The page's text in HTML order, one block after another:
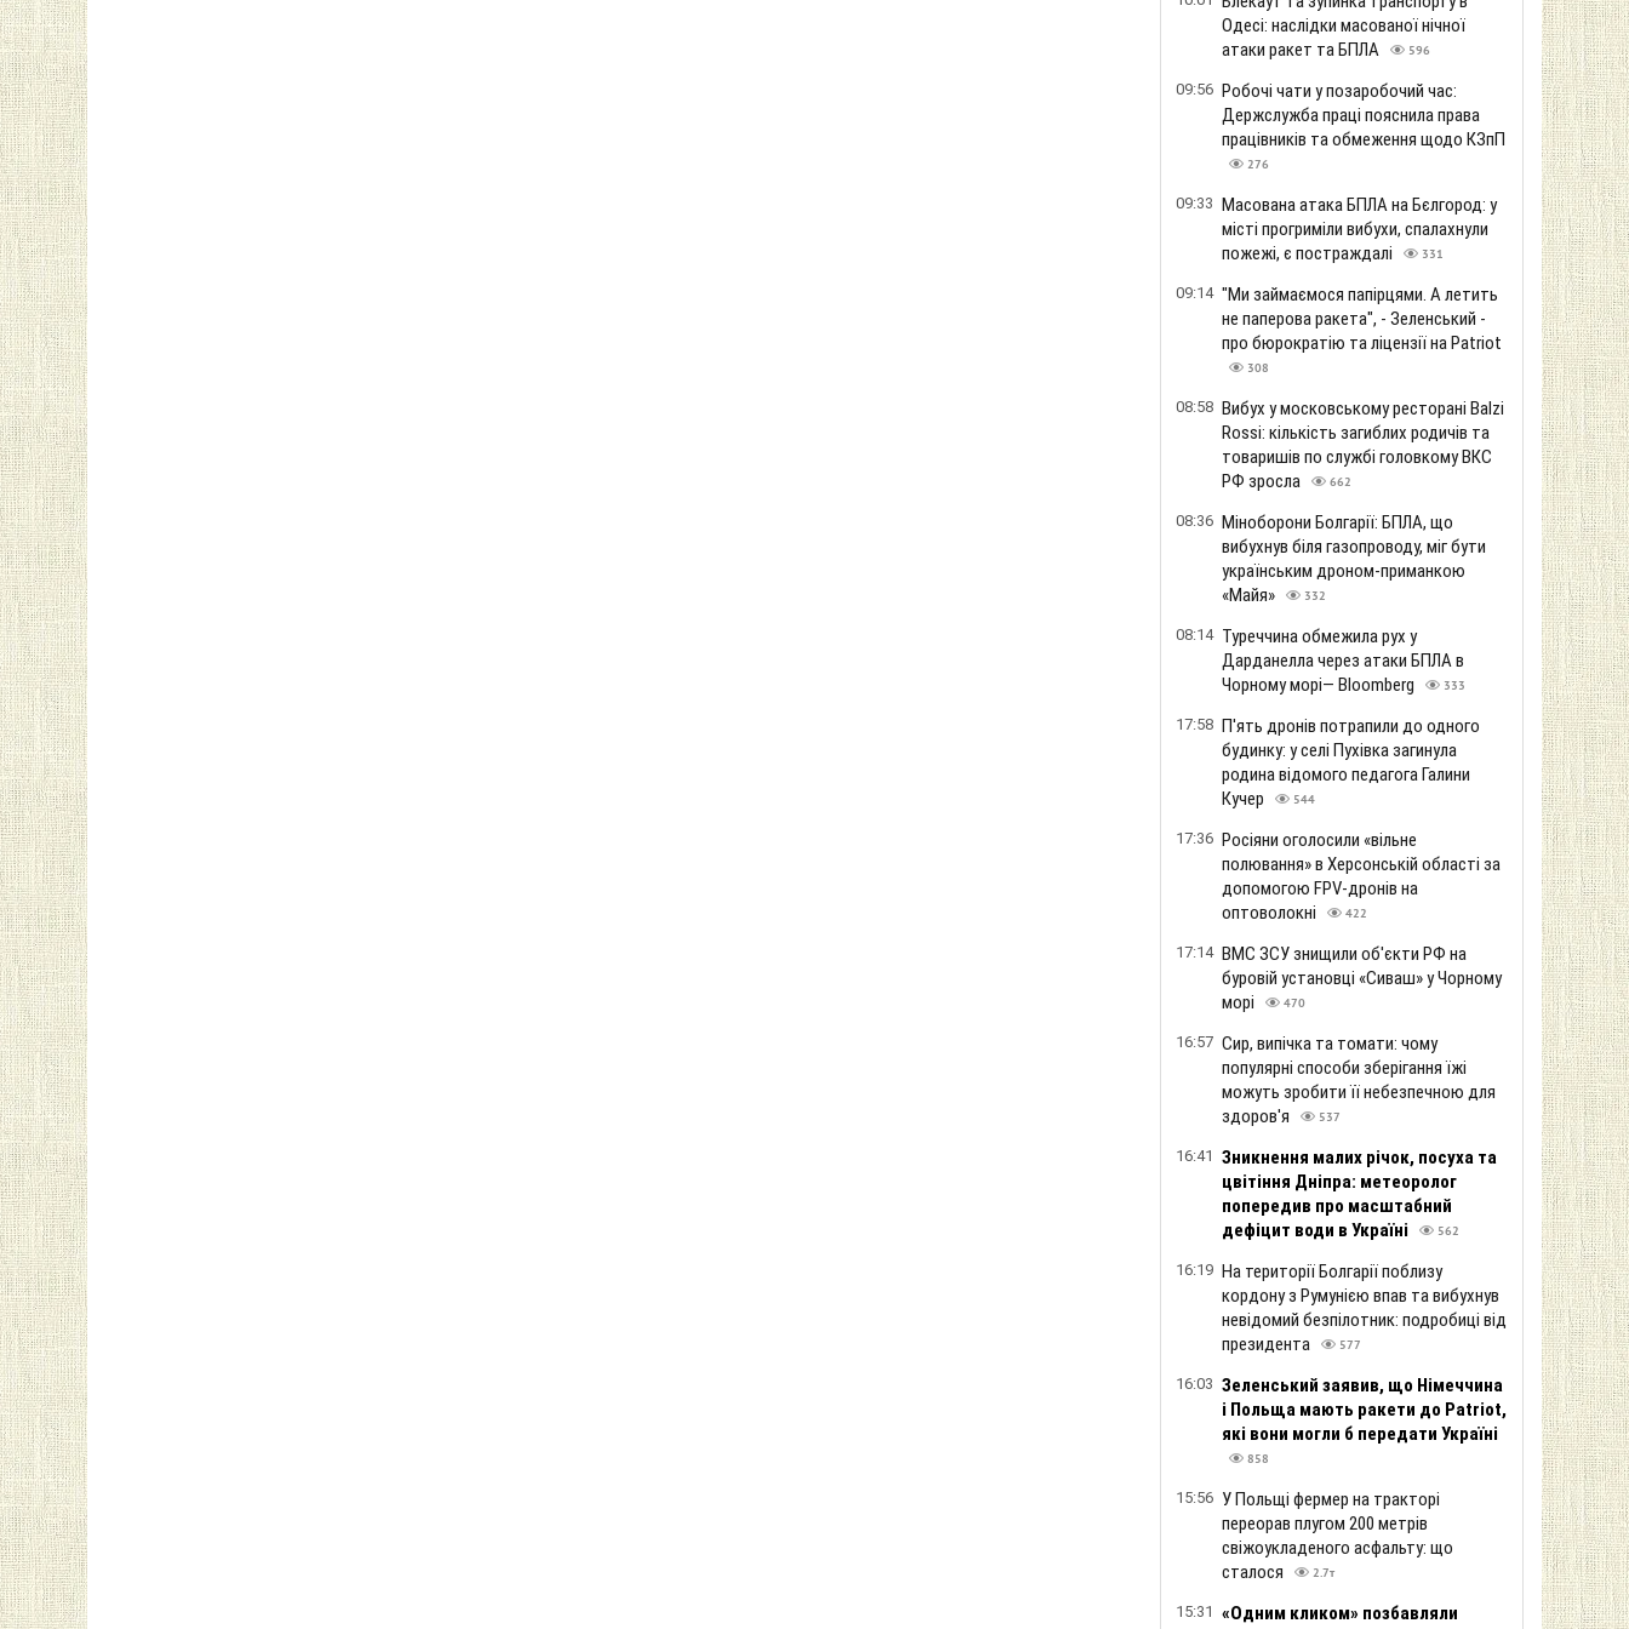
Одесі: наслідки масованої нічної
атаки ракет та БПЛА
596
09:56 Робочі чати у позаробочий час:
Держслужба праці пояснила права
працівників та обмеження щодо КЗпП
276
09:33 Масована атака БПЛА на Бєлгород: у
місті прогриміли вибухи, спалахнули
пожежі, є постраждалі
331
09:14 "Ми займаємося папірцями. А летить
не паперова ракета", - Зеленський -
про бюрократію та ліцензії на Patriot
308
08:58 Вибух у московському ресторані Balzi
Rossi: кількість загиблих родичів та
товаришів по службі головкому ВКС
РФ зросла
662
08:36 Міноборони Болгарії: БПЛА, що
вибухнув біля газопроводу, міг бути
українським дроном-приманкою
«Майя»
332
08:14 Туреччина обмежила рух у
Дарданелла через атаки БПЛА в
Чорному морі— Bloomberg
333
17:58 П'ять дронів потрапили до одного
будинку: у селі Пухівка загинула
родина відомого педагога Галини
Кучер
544
17:36 Росіяни оголосили «вільне
полювання» в Херсонській області за
допомогою FPV-дронів на
оптоволокні
422
17:14 ВМС ЗСУ знищили об'єкти РФ на
буровій установці «Сиваш» у Чорному
морі
470
16:57 Сир, випічка та томати: чому
популярні способи зберігання їжі
можуть зробити її небезпечною для
здоров'я
537
16:41 Зникнення малих річок, посуха та
цвітіння Дніпра: метеоролог
попередив про масштабний
дефіцит води в Україні
562
16:19 На території Болгарії поблизу
кордону з Румунією впав та вибухнув
невідомий безпілотник: подробиці від
президента
577
16:03 Зеленський заявив, що Німеччина
і Польща мають ракети до Patriot,
які вони могли б передати Україні
858
15:56 У Польщі фермер на тракторі
переорав плугом 200 метрів
свіжоукладеного асфальту: що
сталося
2.7т
15:31 «Одним кликом» позбавляли